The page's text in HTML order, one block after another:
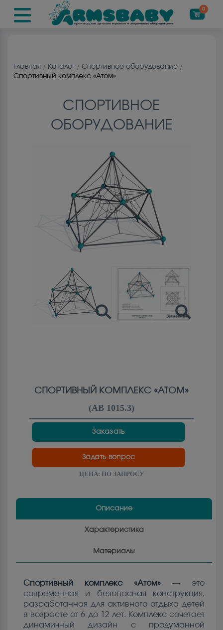
0
Главная / Каталог / Cпортивное оборудованиe /
Спортивный комплекс «Атом»
CПОРТИВНОЕ
ОБОРУДОВАНИE
СПОРТИВНЫЙ КОМПЛЕКС «АТОМ»
(АВ 1015.3)
Заказать
Задать вопрос
ЦЕНА: ПО ЗАПРОСУ
Описание
Характеристика
Материалы
Спортивный комплекс «Атом» — это
современная и безопасная конструкция,
разработанная для активного отдыха детей
в возрасте от 6 до 12 лет. Комплекс сочетает
динамичный дизайн с продуманной